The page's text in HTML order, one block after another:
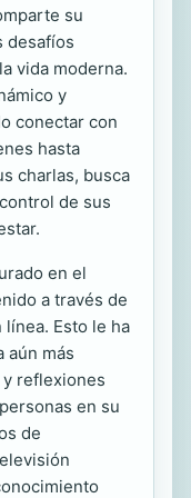
su
desafíos
vida moderna.
y
conectar con
hasta
charlas, busca
de sus
en el
a través de
Esto le ha
aún más
reflexiones
en su
de